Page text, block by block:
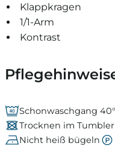
Klappkragen
1/1-Arm
Kontrast
Schonwaschgang 40°
Trocknen im
Nicht heiß bügeln